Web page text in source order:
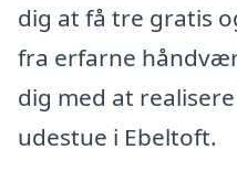
dig at få tre gratis
fra erfarne
dig med at
udestue i Ebeltoft.